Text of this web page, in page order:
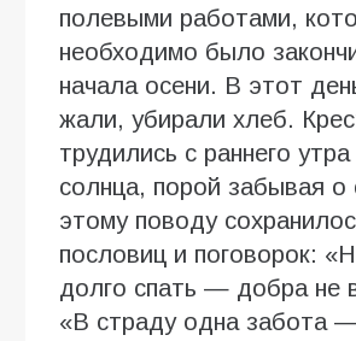
полевыми работами,
необходимо было
начала осени. В этот
жали, убирали хлеб.
трудились с раннего
солнца, порой забывая о
этому поводу
пословиц и поговорок:
долго спать — добра не
«В страду одна забота